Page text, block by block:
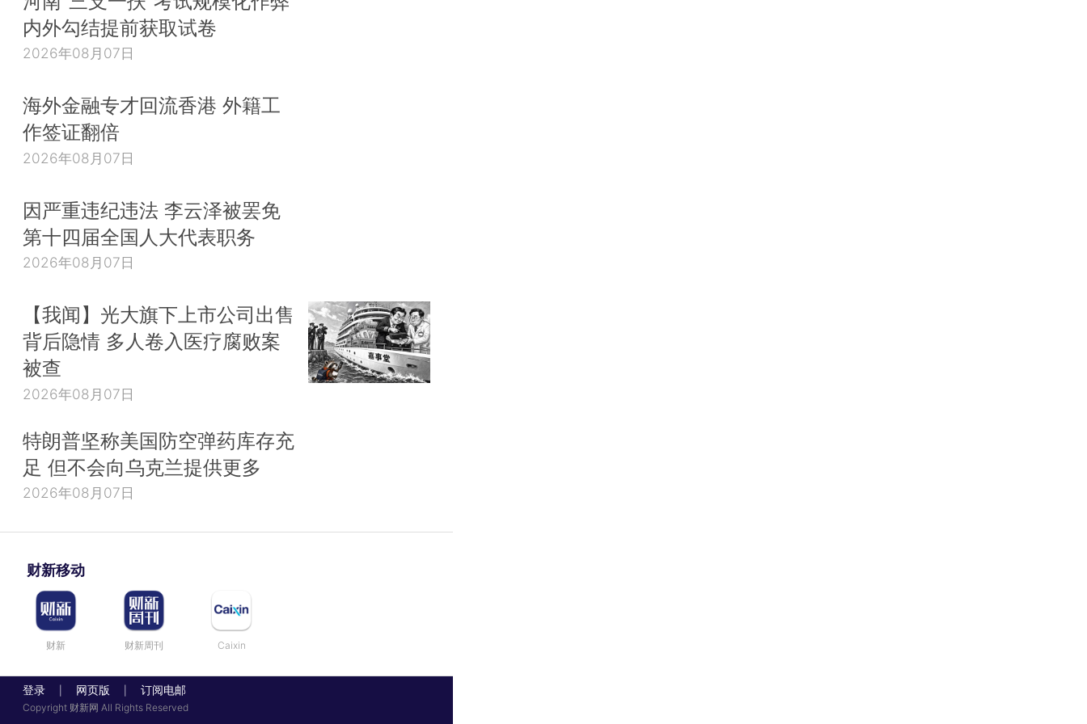
内外勾结提前获取试卷
2026年08月07日
海外金融专才回流香港 外籍工
作签证翻倍
2026年08月07日
因严重违纪违法 李云泽被罢免
第十四届全国人大代表职务
2026年08月07日
【我闻】光大旗下上市公司出售
背后隐情 多人卷入医疗腐败案
被查
2026年08月07日
特朗普坚称美国防空弹药库存充
足 但不会向乌克兰提供更多
2026年08月07日
财新移动
财新 财新周刊 Caixin
登录 网页版 订阅电邮
Copyright 财新网 All Rights Reserved